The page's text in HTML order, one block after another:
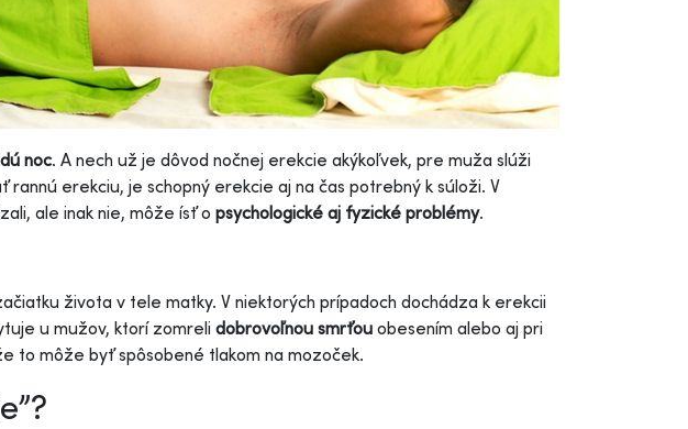
noc. A nech už je dôvod nočnej erekcie akýkoľvek, pre muža slúži
rannú erekciu, je schopný erekcie aj na čas potrebný k súloži. V
ale inak nie, môže ísť o psychologické aj fyzické problémy.
života v tele matky. V niektorých prípadoch dochádza k erekcii
u mužov, ktorí zomreli dobrovoľnou smrťou obesením alebo aj pri
to môže byť spôsobené tlakom na mozoček.